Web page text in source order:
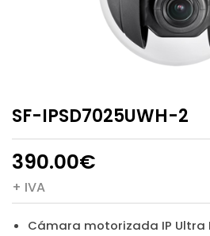
SF-IPSD7025UWH-2
390.00€
+ IVA
Cámara motorizada IP Ultra